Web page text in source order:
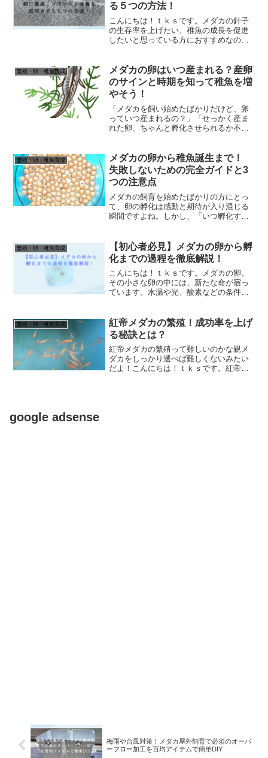
る５つの方法！
こんにちは！ｔｋｓです。メダカの針子
の生存率を上げたい、稚魚の成長を促進
したいと思っている方におすすめなの
て最適な餌と言われています。しかし、
いざ培養を始めようと思うと...
繁殖・卵・稚魚育成
メダカの卵はいつ産まれる？産卵
のサインと時期を知って稚魚を増
やそう！
「メダカを飼い始めたばかりだけど、卵
っていつ産まれるの？」「せっかく産ま
れた卵、ちゃんと孵化させられるか不
メダカはとても身近な生き物ですが、卵
から新しい命が誕生する瞬間...
繁殖・卵・稚魚育成
メダカの卵から稚魚誕生まで！
失敗しないための完全ガイドと3
つの注意点
メダカの飼育を始めたばかりの方にとっ
て、卵の孵化は感動と期待が入り混じる
瞬間ですよね。しかし、「いつ孵化する
いる方も多いのではないでしょうか。こ
の記事では、メダカの卵が...
繁殖・卵・稚魚育成
【初心者必見】メダカの卵から孵
化までの過程を徹底解説！
こんにちは！ｔｋｓです。メダカの卵。
その小さな卵の中には、新たな命が宿っ
ています。水温や光、酸素などの条件が
自然の神秘を感じられる貴重な体験で
す。卵の成長を観察したり、...
繁殖・卵・稚魚育成
紅帝メダカの繁殖！成功率を上げ
る秘訣とは？
紅帝メダカの繁殖って難しいのかな親メ
ダカをしっかり選べば難しくないみたい
だよ！こんにちは！ｔｋｓです。紅帝メ
google adsense
梅雨や台風対策！メダカ屋外飼育で必須のオーバ
ーフロー加工を百均アイテムで簡単DIY